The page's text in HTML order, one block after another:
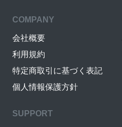
COMPANY
会社概要
利用規約
特定商取引に基づく表記
個人情報保護方針
SUPPORT